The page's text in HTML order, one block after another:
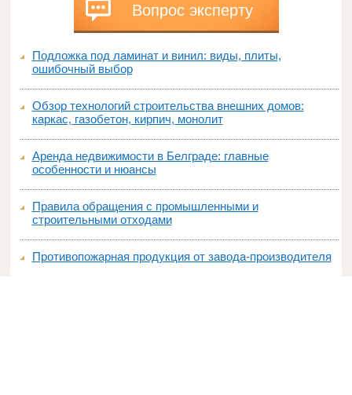
Вопрос эксперту
Подложка под ламинат и винил: виды, плиты,
ошибочный выбор
Обзор технологий строительства внешних домов:
каркас, газобетон, кирпич, монолит
Аренда недвижимости в Белграде: главные
особенности и нюансы
Правила обращения с промышленными и
строительными отходами
Противопожарная продукция от завода-производителя